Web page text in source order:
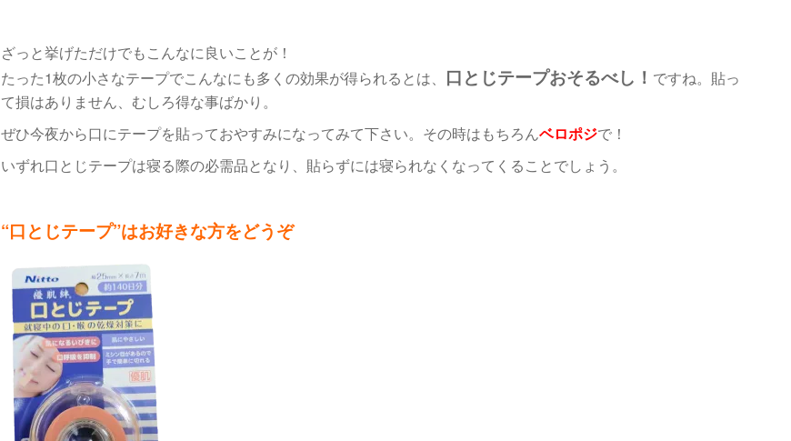
ざっと挙げただけでもこんなに良いことが！
たった1枚の小さなテープでこんなにも多くの効果が得られるとは、 口とじテープおそるべし！ ですね。貼っ
て損はありません、むしろ得な事ばかり。
ぜひ今夜から口にテープを貼っておやすみになってみて下さい。その時はもちろんベロポジで！
いずれ口とじテープは寝る際の必需品となり、貼らずには寝られなくなってくることでしょう。
“口とじテープ”はお好きな方をどうぞ